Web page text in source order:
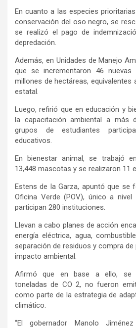
En cuanto a las especies
conservación del oso negro, se
se realizó el pago de
depredación.
Además, en Unidades de Manejo
que se incrementaron 46
millones de hectáreas, equivalentes
estatal.
Luego, refirió que en educación y
la capacitación ambiental a más
grupos de estudiantes
educativos.
En bienestar animal, se trabajó
13,448 mascotas y se realizaron 11
Estens de la Garza, apuntó que se
Oficina Verde (POV), único a
participan 280 instituciones.
Llevan a cabo planes de acción
energía eléctrica, agua,
separación de residuos y compra
impacto ambiental.
Afirmó que en base a ello, se
toneladas de CO 2, no fueron
como parte de la estrategia de
climático.
“El gobernador Manolo